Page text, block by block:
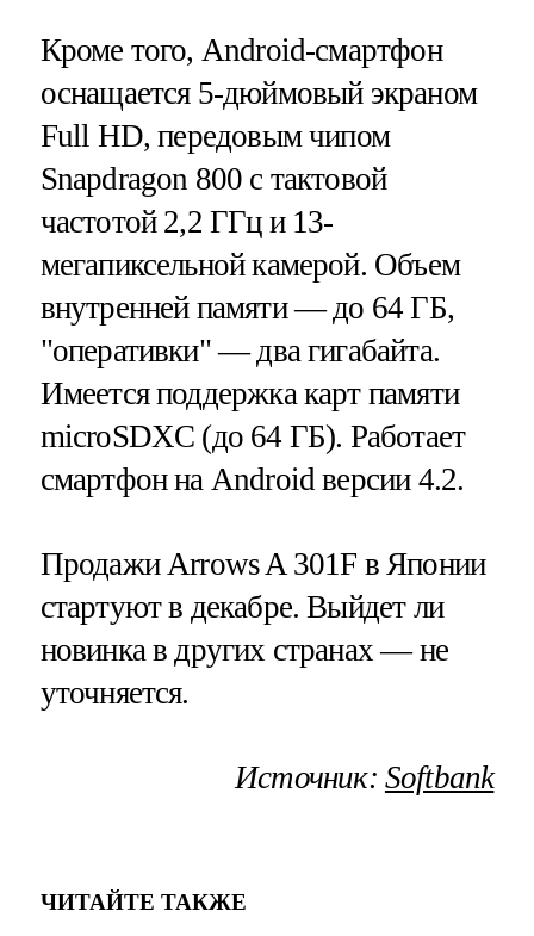
Кроме того, Android-смартфон
оснащается 5-дюймовый экраном
Full HD, передовым чипом
Snapdragon 800 с тактовой
частотой 2,2 ГГц и 13-
мегапиксельной камерой. Объем
внутренней памяти — до 64 ГБ,
"оперативки" — два гигабайта.
Имеется поддержка карт памяти
microSDXC (до 64 ГБ). Работает
смартфон на Android версии 4.2.
Продажи Arrows A 301F в Японии
стартуют в декабре. Выйдет ли
новинка в других странах — не
уточняется.
Источник: Softbank
ЧИТАЙТЕ ТАКЖЕ